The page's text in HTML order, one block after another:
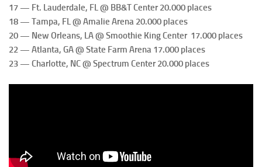
17 — Ft. Lauderdale, FL @ BB&T Center 20.000 places
18 — Tampa, FL @ Amalie Arena 20.000 places
20 — New Orleans, LA @ Smoothie King Center 17.000 places
22 — Atlanta, GA @ State Farm Arena 17.000 places
23 — Charlotte, NC @ Spectrum Center 20.000 places